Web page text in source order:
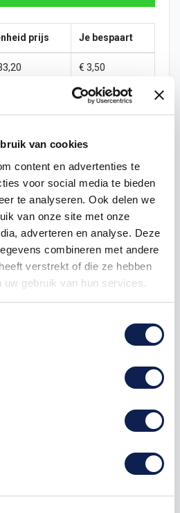
van cookies
content en advertenties te
voor social media te bieden
te analyseren. Ook delen we
van onze site met onze
adverteren en analyse. Deze
combineren met andere
verstrekt of die ze hebben
gebruik van hun services.
prijs Je bespaart
€ 3,50
€ 13,11
€ 349,50
€ 873,75
€ 2.621,25
€ 6.990,00
€ 17.475,00